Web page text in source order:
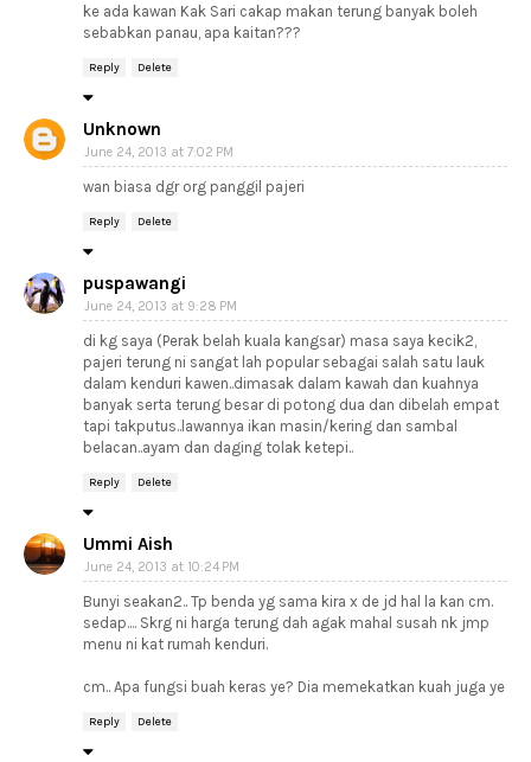
ke ada kawan Kak Sari cakap makan terung banyak boleh
sebabkan panau, apa kaitan???
Reply Delete
Unknown
June 24, 2013 at 7:02 PM
wan biasa dgr org panggil pajeri
Reply Delete
puspawangi
June 24, 2013 at 9:28 PM
di kg saya (Perak belah kuala kangsar) masa saya kecik2,
pajeri terung ni sangat lah popular sebagai salah satu lauk
dalam kenduri kawen..dimasak dalam kawah dan kuahnya
banyak serta terung besar di potong dua dan dibelah empat
tapi takputus..lawannya ikan masin/kering dan sambal
belacan..ayam dan daging tolak ketepi..
Reply Delete
Ummi Aish
June 24, 2013 at 10:24 PM
Bunyi seakan2.. Tp benda yg sama kira x de jd hal la kan cm.
sedap.... Skrg ni harga terung dah agak mahal susah nk jmp
menu ni kat rumah kenduri.
cm.. Apa fungsi buah keras ye? Dia memekatkan kuah juga ye
Reply Delete